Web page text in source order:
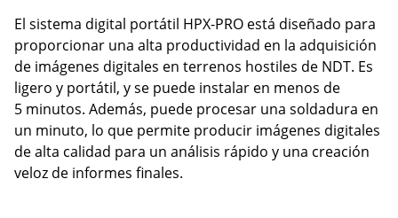
El sistema digital portátil HPX-PRO está diseñado para
proporcionar una alta productividad en la adquisición
de imágenes digitales en terrenos hostiles de NDT. Es
ligero y portátil, y se puede instalar en menos de
5 minutos. Además, puede procesar una soldadura en
un minuto, lo que permite producir imágenes digitales
de alta calidad para un análisis rápido y una creación
veloz de informes finales.